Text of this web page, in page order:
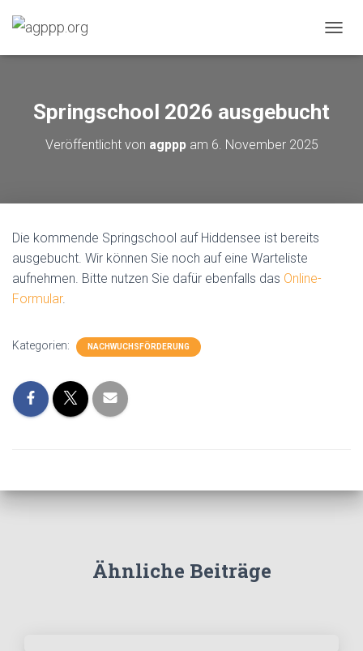
A
Springschool 2026 ausgebucht
Veröffentlicht von agpppam 6. November 2025
Die kommende Springschool auf Hiddensee ist bereits
ausgebucht. Wir können Sie noch auf eine Warteliste
aufnehmen. Bitte nutzen Sie dafür ebenfalls das Online-
Formular.
Kategorien: NACHWUCHSFÖRDERUNG
Ähnliche Beiträge